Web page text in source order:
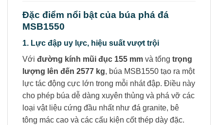
Đặc điểm nổi bật của búa phá đá
MSB1550
1. Lực đập uy lực, hiệu suất vượt trội
Với đường kính mũi đục 155 mm và tổng trọng
lượng lên đến 2577 kg, búa MSB1550 tạo ra một
lực tác động cực lớn trong mỗi nhát đập. Điều này
cho phép búa dễ dàng xuyên thủng và phá vỡ các
loại vật liệu cứng đầu nhất như đá granite, bê
tông mác cao và các cấu kiện cốt thép dày đặc.